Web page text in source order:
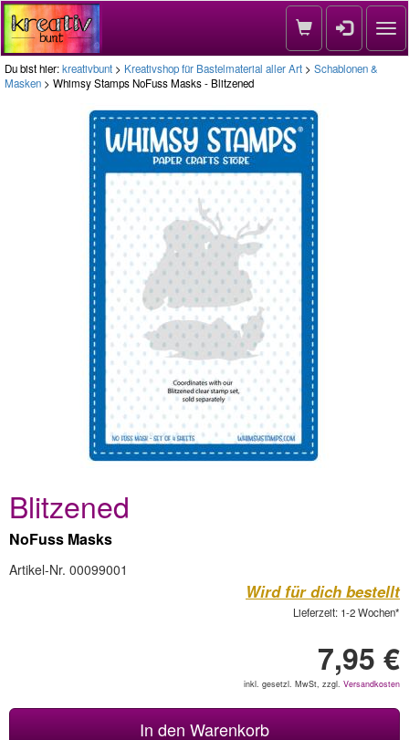
Du bist hier:kreativbunt > Kreativshop für Bastelmaterial aller Art > Schablonen &
Masken > Whimsy Stamps NoFuss Masks - Blitzened
Blitzened
NoFuss Masks
Artikel-Nr. 00099001
Wird für dich bestellt
Lieferzeit: 1-2 Wochen*
7,95 €
inkl. gesetzl. MwSt, zzgl. Versandkosten
In den Warenkorb